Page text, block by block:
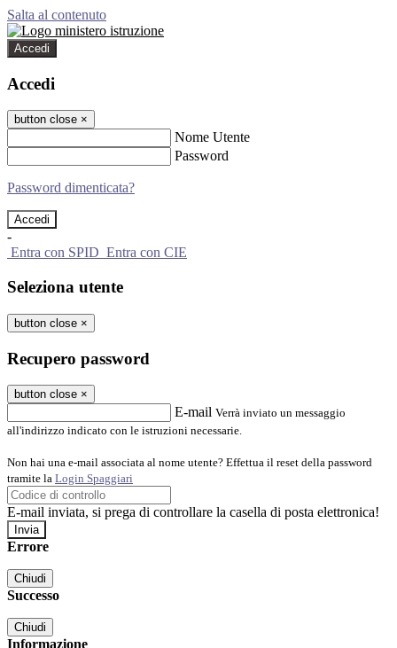
Salta al contenuto
Accedi
Accedi
button close ×
Nome Utente
Password
Password dimenticata?
-
Entra con SPID Entra con CIE
Seleziona utente
button close ×
Recupero password
button close ×
E-mail Verrà inviato un messaggio
all'indirizzo indicato con le istruzioni necessarie.
Non hai una e-mail associata al nome utente? Effettua il reset della password
tramite la Login Spaggiari
E-mail inviata, si prega di controllare la casella di posta elettronica!
Errore
Chiudi
Successo
Chiudi
Informazione